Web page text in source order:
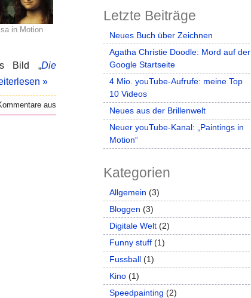
in Motion
Bild „Die
»
aus
Letzte Beiträge
Neues Buch über Zeichnen
Agatha Christie Doodle: Mord auf der
Google Startseite
4 Mio. youTube-Aufrufe: meine Top
10 Videos
Neues aus der Brillenwelt
Neuer youTube-Kanal: „Paintings in
Motion“
Kategorien
Allgemein (3)
Bloggen (3)
Digitale Welt(2)
Funny stuff(1)
Fussball(1)
Kino(1)
Speedpainting (2)